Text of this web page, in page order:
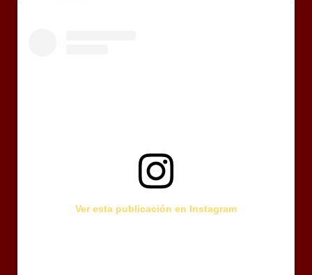
Ver esta publicación en Instagram